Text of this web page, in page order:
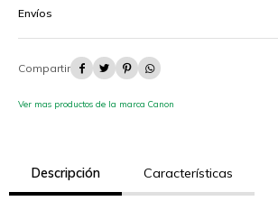
Envíos
   
Ver mas productos de la marca Canon
Descripción Características